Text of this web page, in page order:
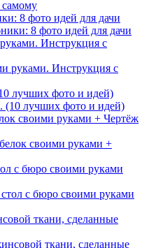
8 фото идей для дачи
Инструкция с
лучших фото и идей)
своими руками + Чертёж
с бюро своими руками
ткани, сделанные